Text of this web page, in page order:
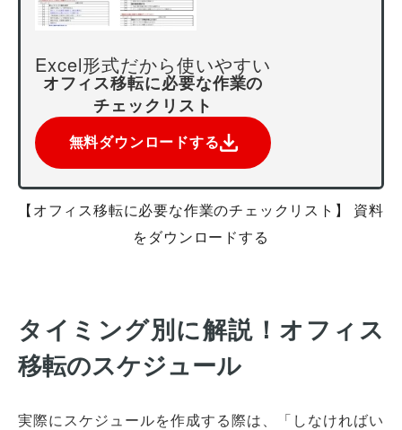
Excel形式だから使いやすい
オフィス移転に必要な作業の
チェックリスト
無料ダウンロードする
【オフィス移転に必要な作業のチェックリスト】 資料
をダウンロードする
タイミング別に解説！オフィス
移転のスケジュール
実際にスケジュールを作成する際は、「しなければい